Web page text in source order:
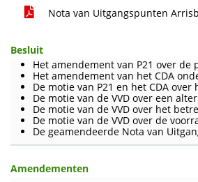
Nota van Uitgangspunten
Besluit
Het amendement van P21 over
Het amendement van het CDA
De motie van P21 en het CDA
De motie van de VVD over een
De motie van de VVD over het
De motie van de VVD over de
De geamendeerde Nota van
Amendementen